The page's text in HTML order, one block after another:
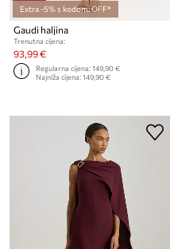
Extra -5% s kodom: OFF*
Gaudi haljina
Trenutna cijena:
93,99 €
Regularna cijena:149,90 €
Najniža cijena:149,90 €